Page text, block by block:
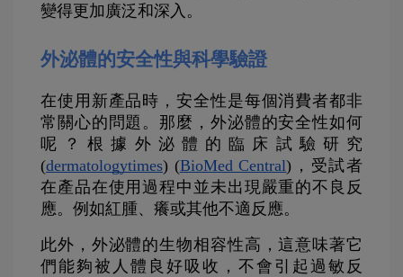
變得更加廣泛和深入。
外泌體的安全性與科學驗證
在使用新產品時，安全性是每個消費者都非
常關心的問題。那麼，外泌體的安全性如何
呢？根據外泌體的臨床試驗研究
(dermatologytimes)​​ (BioMed Central)​，受試者
在產品在使用過程中並未出現嚴重的不良反
應。例如紅腫、癢或其他不適反應。
此外，外泌體的生物相容性高，這意味著它
們能夠被人體良好吸收，不會引起過敏反